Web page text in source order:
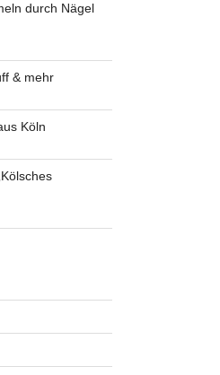
durch Nägel
& mehr
Köln